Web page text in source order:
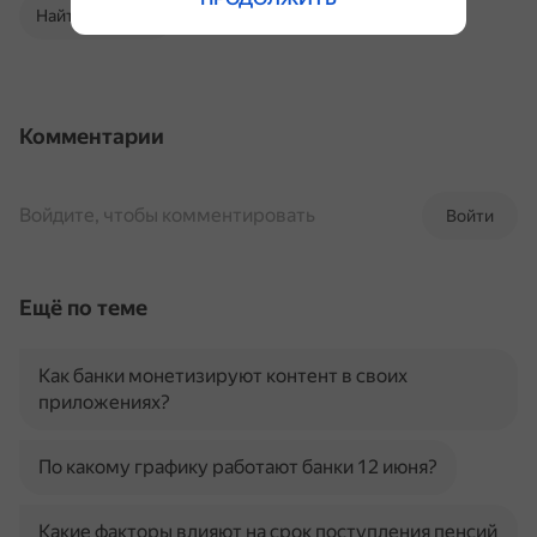
Найти в Поиске
Комментарии
Войти
Войдите, чтобы комментировать
Ещё по теме
Как банки монетизируют контент в своих
приложениях?
По какому графику работают банки 12 июня?
Какие факторы влияют на срок поступления пенсий